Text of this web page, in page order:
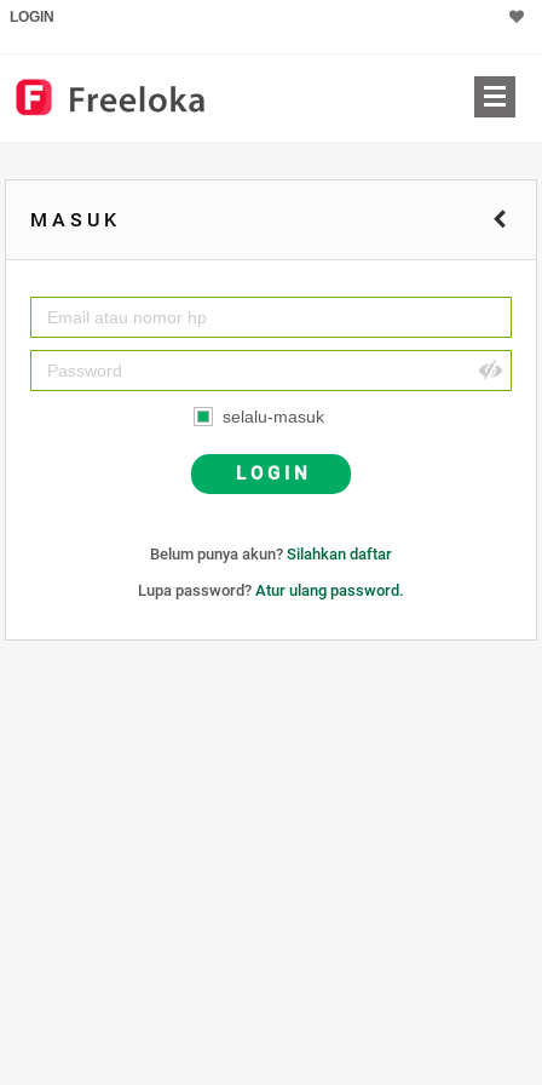
LOGIN
M A S U K
selalu-masuk
L O G I N
Belum punya akun? Silahkan daftar
Lupa password? Atur ulang password.